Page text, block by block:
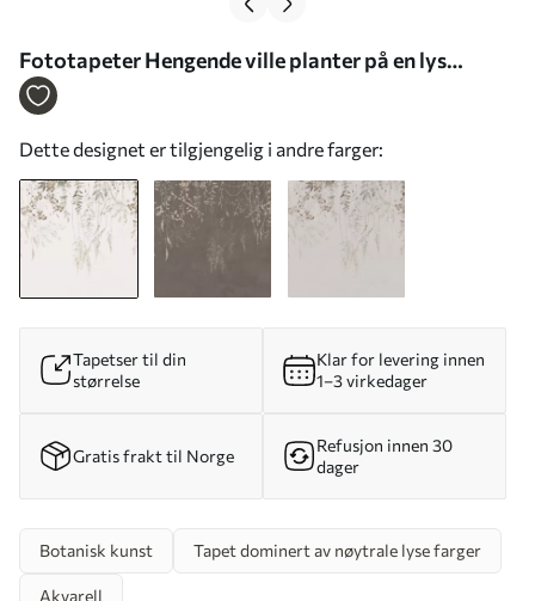
Fototapeter Hengende ville planter på en lys
bakgrunn Nr. w05320
Dette designet er tilgjengelig i andre farger:
Tapetser til din
størrelse
Klar for levering innen
1–3 virkedager
Gratis frakt til Norge
Refusjon innen 30
dager
Botanisk kunst Tapet dominert av nøytrale lyse farger
Akvarell